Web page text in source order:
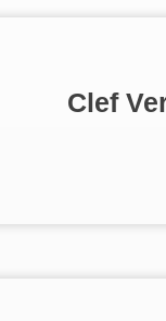
Clef